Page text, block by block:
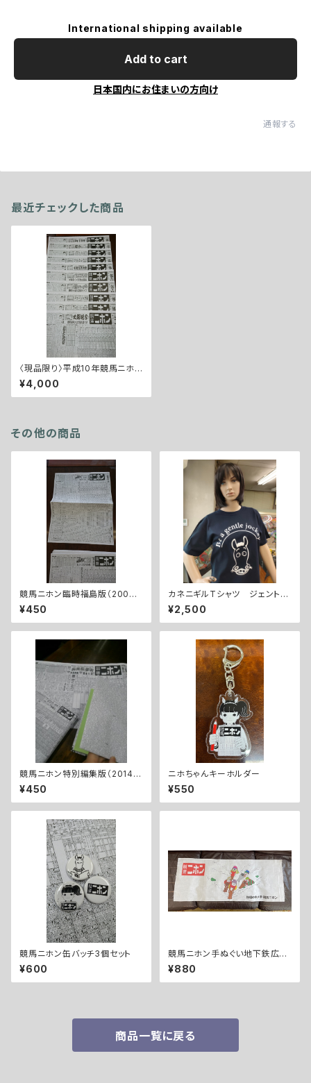
International shipping available
Add to cart
日本国内にお住まいの方向け
通報する
最近チェックした商品
〈現品限り〉平成10年競馬ニホン
当日版10部セット
¥4,000
その他の商品
競馬ニホン臨時福島版（2003
年11月3日）
¥450
カネニギルTシャツ ジェントル
ジョッキー
¥2,500
競馬ニホン特別編集版（2014年
2月24日代替版）
¥450
ニホちゃんキーホルダー
¥550
競馬ニホン缶バッチ3個セット
¥600
競馬ニホン手ぬぐい地下鉄広告
柄
¥880
商品一覧に戻る